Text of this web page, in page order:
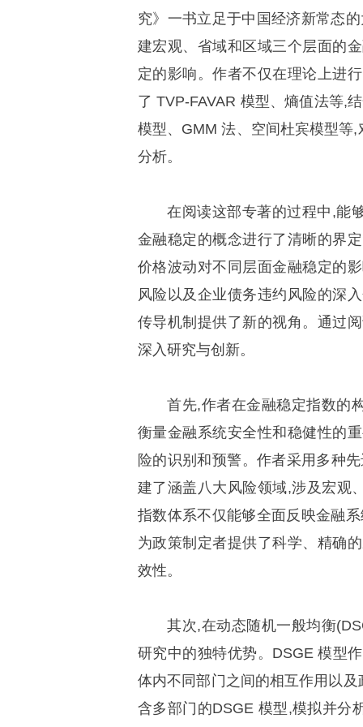
究》一书立足于中国经济新常态
建宏观、省域和区域三个层面的
定的影响。作者不仅在理论上进
了 TVP-FAVAR 模型、熵值法等,
模型、GMM 法、空间杜宾模型等
分析。
在阅读这部专著的过程中,能
金融稳定的概念进行了清晰的界
价格波动对不同层面金融稳定的
风险以及企业债务违约风险的深
传导机制提供了新的视角。通过
深入研究与创新。
首先,作者在金融稳定指数的
衡量金融系统安全性和稳健性的
险的识别和预警。作者采用多种
建了涵盖八大风险领域,涉及宏观
指数体系不仅能够全面反映金融
为政策制定者提供了科学、精确
效性。
其次,在动态随机一般均衡
研究中的独特优势。DSGE 模型
体内不同部门之间的相互作用以
含多部门的DSGE 模型,模拟并分